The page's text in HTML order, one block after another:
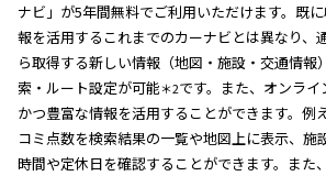
ナビ」が5年間無料でご利用いただけます。既
報を活用するこれまでのカーナビとは異なり、
ら取得する新しい情報（地図・施設・交通情報
索・ルート設定が可能＊2です。また、オンラ
かつ豊富な情報を活用することができます。例
コミ点数を検索結果の一覧や地図上に表示、施
時間や定休日を確認することができます。また